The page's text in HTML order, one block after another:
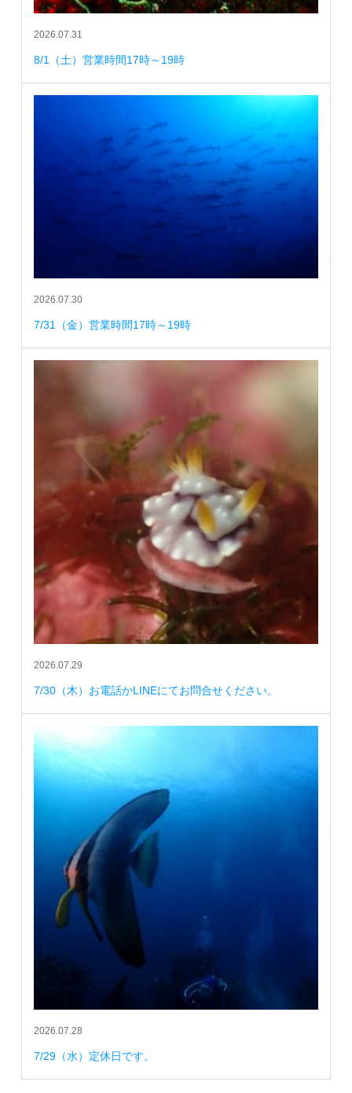
2026.07.31
8/1（土）営業時間17時～19時
2026.07.30
7/31（金）営業時間17時～19時
2026.07.29
7/30（木）お電話かLINEにてお問合せください。
2026.07.28
7/29（水）定休日です。